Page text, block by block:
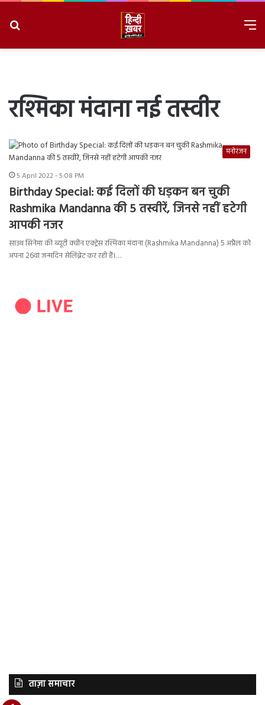
रश्मिका मंदाना नई तस्वीर
मनोरंजन
5 April 2022 - 5:08 PM
Birthday Special: कई दिलों की धड़कन बन चुकी
Rashmika Mandanna की 5 तस्वीरें, जिनसे नहीं हटेगी
आपकी नजर
साउथ सिनेमा की ब्यूटी क्वीन एक्ट्रेस रश्मिका मंदाना (Rashmika Mandanna) 5 अप्रैल को
अपना 26वां जन्मदिन सेलिब्रेट कर रही हैं।…
ताज़ा समाचार